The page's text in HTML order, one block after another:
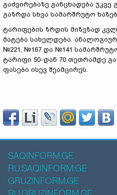
გაძვირებაზე განცხადება
გაზრდა სხვა სამარშრუტო
ტარიფების ზრდის მიზეზად
მატება სახელდება.
№221, №167 და №141
ტარიფი 50-დან 70 თეთრამდე
ფასები ისევ შეამცირეს.
SAQINFORM.GE
RU.SAQINFORM.GE
GRUZINFORM.GE